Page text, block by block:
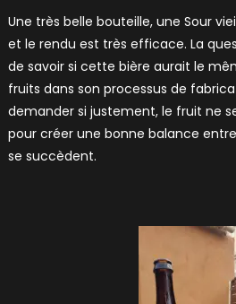
Une très belle bouteille, une Sour
et le rendu est très efficace. La
de savoir si cette bière aurait le
fruits dans son processus de
demander si justement, le fruit ne
pour créer une bonne balance
se succèdent.